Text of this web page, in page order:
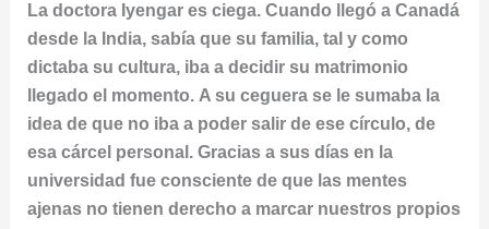
La doctora Iyengar es ciega. Cuando llegó a Canadá
desde la India, sabía que su familia, tal y como
dictaba su cultura, iba a decidir su matrimonio
llegado el momento. A su ceguera se le sumaba la
idea de que no iba a poder salir de ese círculo, de
esa cárcel personal. Gracias a sus días en la
universidad fue consciente de que las mentes
ajenas no tienen derecho a marcar nuestros propios